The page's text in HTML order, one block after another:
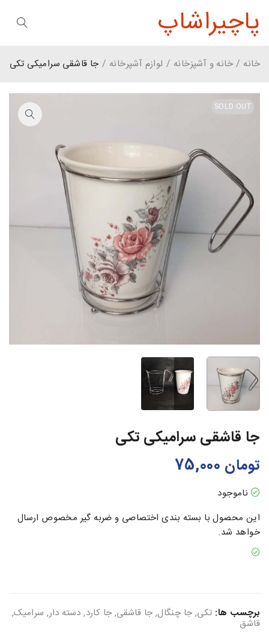
پاچیراشاپ
خانه / خانه و آشپزخانه / لوازم آشپرخانه / جا قاشقی سرامیکی تکی
SOLD OUT
جا قاشقی سرامیکی تکی
تومان
ناموجود
این محصول با بسته بندی اختصاصی و ضربه گیر مخصوص ارسال
خواهد شد.
برچسب ها: تکی, جا چنگال, جا قاشقی, جا کارد, دسته دار, سرامیک,
قاشق